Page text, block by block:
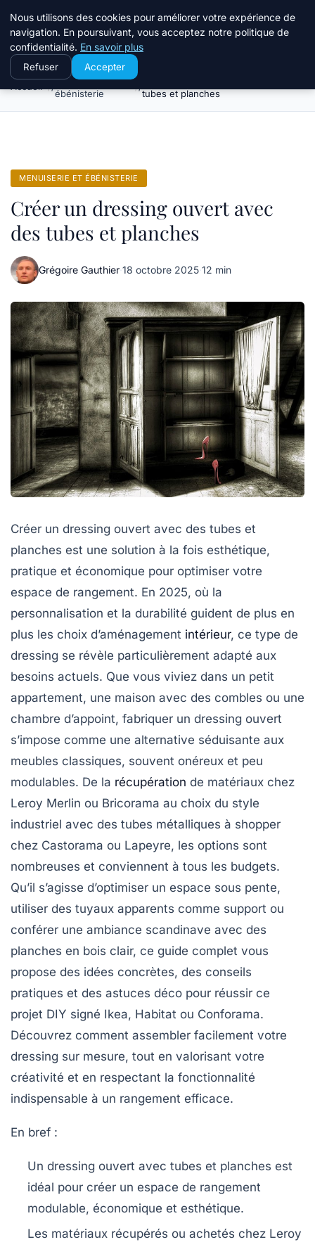
Le Temps Des Travaux
Menuiserie et
ébénisterie
tubes et planches
MENUISERIE ET ÉBÉNISTERIE
Créer un dressing ouvert avec
des tubes et planches
Grégoire Gauthier·18 octobre 2025·12 min
Créer un dressing ouvert avec des tubes et
planches est une solution à la fois esthétique,
pratique et économique pour optimiser votre
espace de rangement. En 2025, où la
personnalisation et la durabilité guident de plus en
plus les choix d’aménagement intérieur, ce type de
dressing se révèle particulièrement adapté aux
besoins actuels. Que vous viviez dans un petit
appartement, une maison avec des combles ou une
chambre d’appoint, fabriquer un dressing ouvert
s’impose comme une alternative séduisante aux
meubles classiques, souvent onéreux et peu
modulables. De la récupération de matériaux chez
Leroy Merlin ou Bricorama au choix du style
industriel avec des tubes métalliques à shopper
chez Castorama ou Lapeyre, les options sont
nombreuses et conviennent à tous les budgets.
Qu’il s’agisse d’optimiser un espace sous pente,
utiliser des tuyaux apparents comme support ou
conférer une ambiance scandinave avec des
planches en bois clair, ce guide complet vous
propose des idées concrètes, des conseils
pratiques et des astuces déco pour réussir ce
projet DIY signé Ikea, Habitat ou Conforama.
Découvrez comment assembler facilement votre
dressing sur mesure, tout en valorisant votre
créativité et en respectant la fonctionnalité
indispensable à un rangement efficace.
En bref :
Un dressing ouvert avec tubes et planches est
idéal pour créer un espace de rangement
modulable, économique et esthétique.
Les matériaux récupérés ou achetés chez Leroy
Nous utilisons des cookies pour améliorer votre expérience de
navigation. En poursuivant, vous acceptez notre politique de
confidentialité. En savoir plus
Refuser Accepter